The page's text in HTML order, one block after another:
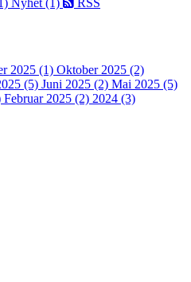
2025 (1) Oktober 2025 (2)
(5) Juni 2025 (2) Mai 2025 (5)
Februar 2025 (2) 2024 (3)